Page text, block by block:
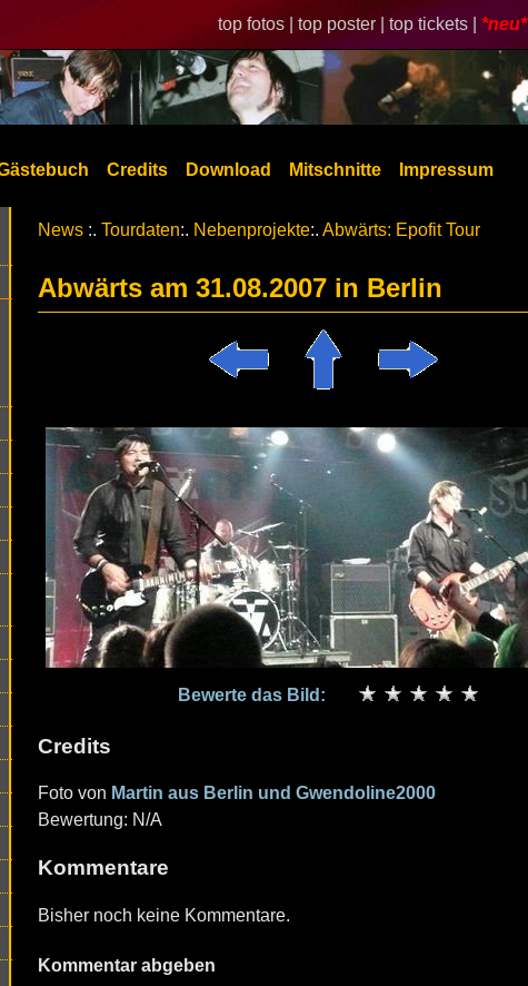
top fotos | top poster | top tickets | *neu*
Credits Download Mitschnitte Impressum
News :. Tourdaten:. Nebenprojekte:. Abwärts: Epofit Tour
Abwärts am 31.08.2007 in Berlin
Bewerte das Bild:
Credits
Foto von Martin aus Berlin und Gwendoline2000
Bewertung: N/A
Kommentare
Bisher noch keine Kommentare.
Kommentar abgeben